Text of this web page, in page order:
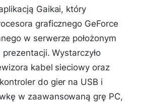
Gaikai, który
graficznego GeForce
w serwerze położonym
Wystarczyło
kabel sieciowy oraz
do gier na USB i
w zaawansowaną grę PC,